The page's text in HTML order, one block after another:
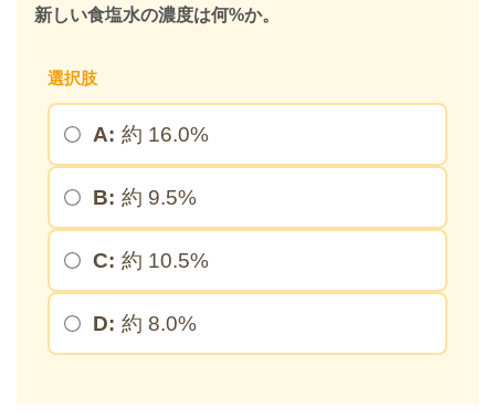
※このページを開いたまま登録してください
新しい食塩水の濃度は何%か。
選択肢
A: 約 16.0%
B: 約 9.5%
C: 約 10.5%
D: 約 8.0%